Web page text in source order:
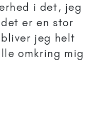
i det, jeg
er en stor
jeg helt
omkring mig